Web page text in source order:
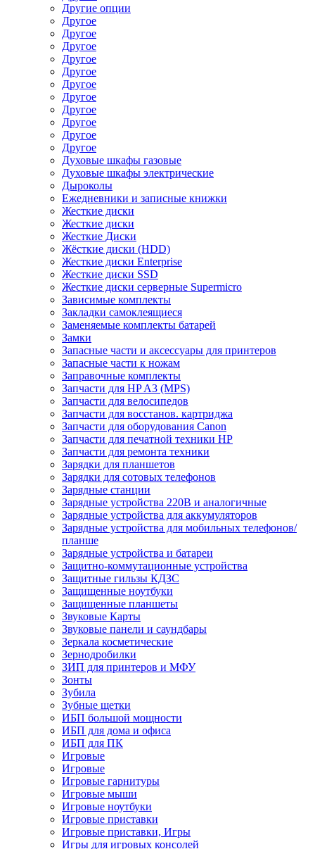
Другие опции
Другое
Другое
Другое
Другое
Другое
Другое
Другое
Другое
Другое
Другое
Другое
Духовые шкафы газовые
Духовые шкафы электрические
Дыроколы
Ежедневники и записные книжки
Жесткие диски
Жесткие диски
Жесткие Диски
Жёсткие диски (HDD)
Жесткие диски Enterprise
Жесткие диски SSD
Жесткие диски серверные Supermicro
Зависимые комплекты
Закладки самоклеящиеся
Заменяемые комплекты батарей
Замки
Запасные части и аксессуары для принтеров
Запасные части к ножам
Заправочные комплекты
Запчасти для HP A3 (MPS)
Запчасти для велосипедов
Запчасти для восстанов. картриджа
Запчасти для оборудования Canon
Запчасти для печатной техники HP
Запчасти для ремонта техники
Зарядки для планшетов
Зарядки для сотовых телефонов
Зарядные станции
Зарядные устройства 220В и аналогичные
Зарядные устройства для аккумуляторов
Зарядные устройства для мобильных телефонов/
планше
Зарядные устройства и батареи
Защитно-коммутационные устройства
Защитные гильзы КДЗС
Защищенные ноутбуки
Защищенные планшеты
Звуковые Карты
Звуковые панели и саундбары
Зеркала косметические
Зернодробилки
ЗИП для принтеров и МФУ
Зонты
Зубила
Зубные щетки
ИБП большой мощности
ИБП для дома и офиса
ИБП для ПК
Игровые
Игровые
Игровые гарнитуры
Игровые мыши
Игровые ноутбуки
Игровые приставки
Игровые приставки, Игры
Игры для игровых консолей